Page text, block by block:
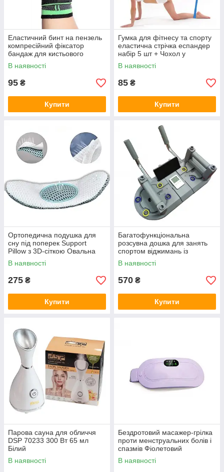
Еластичний бинт на пензель
компресійний фіксатор
бандаж для кистьового
суглоба руки
В наявності
95 ₴
Купити
Гумка для фітнесу та спорту
еластична стрічка еспандер
набір 5 шт + Чохол у
комплекті
В наявності
85 ₴
Купити
Ортопедична подушка для
сну під поперек Support
Pillow з 3D-сіткою Овальна
В наявності
275 ₴
Купити
Багатофункціональна
розсувна дошка для занять
спортом віджимань із
таймером для тренувань
В наявності
570 ₴
Купити
Парова сауна для обличчя
DSP 70233 300 Вт 65 мл
Білий
В наявності
Бездротовий масажер-грілка
проти менструальних болів і
спазмів Фіолетовий
В наявності